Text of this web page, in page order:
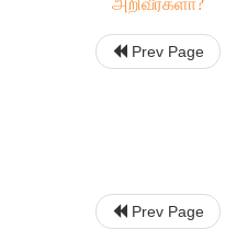
அறிவீர்களா?
Prev Page
Prev Page